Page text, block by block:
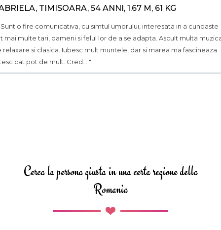
TIMISOARA, 54 ANNI, 1.67 M, 61 KG
Sunt o fire comunicativa, cu simtul umorului, interesata in a cunoaste
mai multe tari, oameni si felul lor de a se adapta. Ascult multa
relaxare si clasica. Iubesc mult muntele, dar si marea ma fascineaza.
cat pot de mult. Cred... "
Cerca la persona giusta in una certa regione della
Romania